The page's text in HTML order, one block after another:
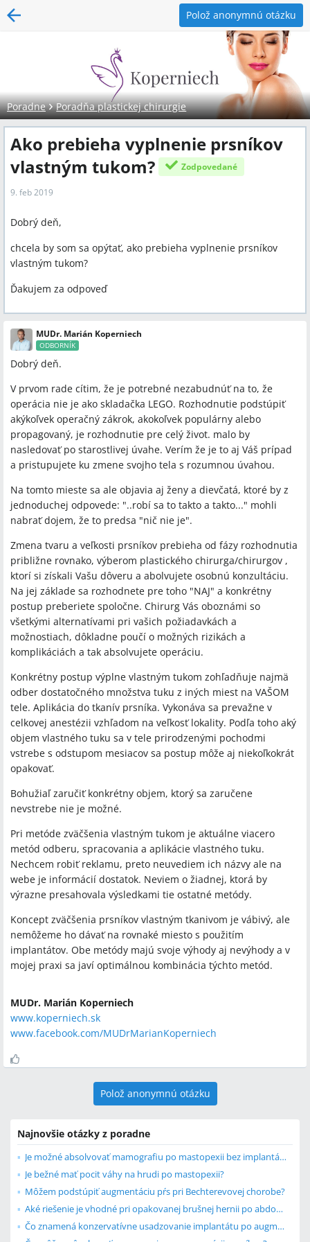
Polož anonymnú otázku
Poradne Poradňa plastickej chirurgie
Ako prebieha vyplnenie prsníkov
vlastným tukom?
Zodpovedané
9. feb 2019
Dobrý deň,
chcela by som sa opýtať, ako prebieha vyplnenie prsníkov
vlastným tukom?
Ďakujem za odpoveď
MUDr. Marián Koperniech
ODBORNÍK
Dobrý deň.
V prvom rade cítim, že je potrebné nezabudnúť na to, že
operácia nie je ako skladačka LEGO. Rozhodnutie podstúpiť
akýkoľvek operačný zákrok, akokoľvek populárny alebo
propagovaný, je rozhodnutie pre celý život. malo by
nasledovať po starostlivej úvahe. Verím že je to aj Váš prípad
a pristupujete ku zmene svojho tela s rozumnou úvahou.
Na tomto mieste sa ale objavia aj ženy a dievčatá, ktoré by z
jednoduchej odpovede: "..robí sa to takto a takto..." mohli
nabrať dojem, že to predsa "nič nie je".
Zmena tvaru a veľkosti prsníkov prebieha od fázy rozhodnutia
približne rovnako, výberom plastického chirurga/chirurgov ,
ktorí si získali Vašu dôveru a abolvujete osobnú konzultáciu.
Na jej základe sa rozhodnete pre toho "NAJ" a konkrétny
postup preberiete spoločne. Chirurg Vás oboznámi so
všetkými alternatívami pri vašich požiadavkách a
možnostiach, dôkladne poučí o možných rizikách a
komplikáciách a tak absolvujete operáciu.
Konkrétny postup výplne vlastným tukom zohľadňuje najmä
odber dostatočného množstva tuku z iných miest na VAŠOM
tele. Aplikácia do tkanív prsníka. Vykonáva sa prevažne v
celkovej anestézii vzhľadom na veľkosť lokality. Podľa toho aký
objem vlastného tuku sa v tele prirodzenými pochodmi
vstrebe s odstupom mesiacov sa postup môže aj niekoľkokrát
opakovať.
Bohužiaľ zaručiť konkrétny objem, ktorý sa zaručene
nevstrebe nie je možné.
Pri metóde zväčšenia vlastným tukom je aktuálne viacero
metód odberu, spracovania a aplikácie vlastného tuku.
Nechcem robiť reklamu, preto neuvediem ich názvy ale na
webe je informácií dostatok. Neviem o žiadnej, ktorá by
výrazne presahovala výsledkami tie ostatné metódy.
Koncept zväčšenia prsníkov vlastným tkanivom je vábivý, ale
nemôžeme ho dávať na rovnaké miesto s použitím
implantátov. Obe metódy majú svoje výhody aj nevýhody a v
mojej praxi sa javí optimálnou kombinácia týchto metód.
MUDr. Marián Koperniech
www.koperniech.sk
www.facebook.com/MUDrMarianKoperniech
Polož anonymnú otázku
Najnovšie otázky z poradne
Je možné absolvovať mamografiu po mastopexii bez implantátov?
Je bežné mať pocit váhy na hrudi po mastopexii?
Môžem podstúpiť augmentáciu pŕs pri Bechterevovej chorobe?
Aké riešenie je vhodné pri opakovanej brušnej hernii po abdominoplastike?
Čo znamená konzervatívne usadzovanie implantátu po augmentácii?